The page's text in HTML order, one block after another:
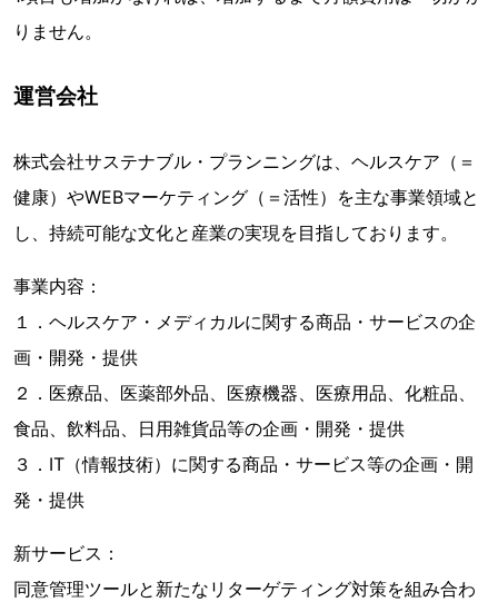
りません。
運営会社
株式会社サステナブル・プランニングは、ヘルスケア（＝
健康）やWEBマーケティング（＝活性）を主な事業領域と
し、持続可能な文化と産業の実現を目指しております。
事業内容：
１．ヘルスケア・メディカルに関する商品・サービスの企
画・開発・提供
２．医療品、医薬部外品、医療機器、医療用品、化粧品、
食品、飲料品、日用雑貨品等の企画・開発・提供
３．IT（情報技術）に関する商品・サービス等の企画・開
発・提供
新サービス：
同意管理ツールと新たなリターゲティング対策を組み合わ